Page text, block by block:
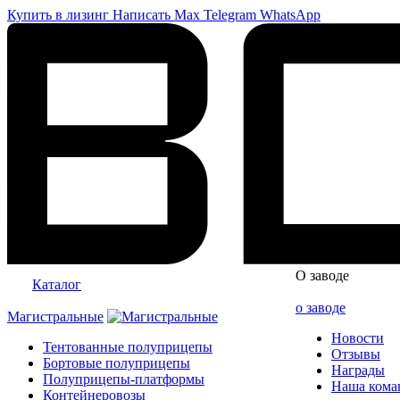
Купить в лизинг Написать Max Telegram WhatsApp
Каталог
Магистральные
Тентованные полуприцепы
Бортовые полуприцепы
Полуприцепы-платформы
Контейнеровозы
О заводе
о заводе
Новости
Отзывы
Награды
Наша